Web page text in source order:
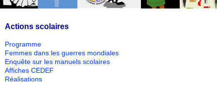
Actions scolaires
Programme
Femmes dans les guerres mondiales
Enquête sur les manuels scolaires
Affiches CEDEF
Réalisations